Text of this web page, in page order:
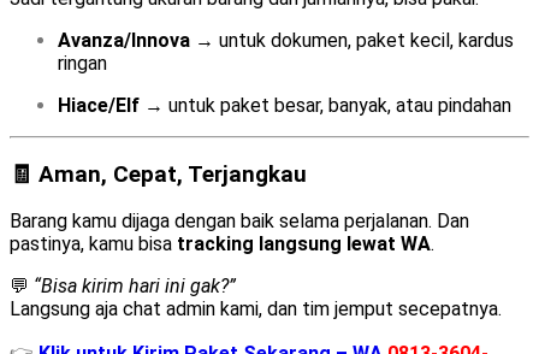
Avanza/Innova → untuk dokumen, paket kecil, kardus
ringan
Hiace/Elf → untuk paket besar, banyak, atau pindahan
🧾 Aman, Cepat, Terjangkau
Barang kamu dijaga dengan baik selama perjalanan. Dan
pastinya, kamu bisa tracking langsung lewat WA.
💬 “Bisa kirim hari ini gak?”
Langsung aja chat admin kami, dan tim jemput secepatnya.